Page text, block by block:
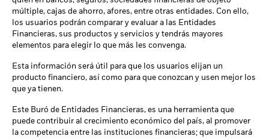
múltiple, cajas de ahorro, afores, entre otras entidades. Con ello,
los usuarios podrán comparar y evaluar a las Entidades
Financieras, sus productos y servicios y tendrás mayores
elementos para elegir lo que más les convenga.
Esta información será útil para que los usuarios elijan un
producto financiero, así como para que conozcan y usen mejor los
que ya tienen.
Este Buró de Entidades Financieras, es una herramienta que
puede contribuir al crecimiento económico del país, al promover
la competencia entre las instituciones financieras; que impulsará